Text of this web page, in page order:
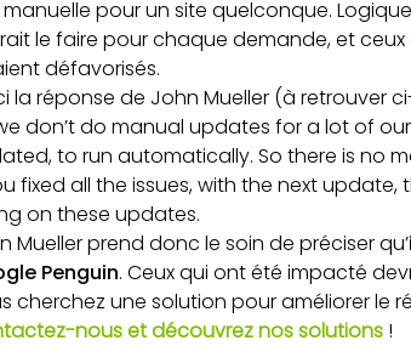
pour un site quelconque.
le faire pour chaque demande, et
défavorisés.
la réponse de John Mueller (à retrouver
don’t do manual updates for a lot of
to run automatically. So there is no
fixed all the issues, with the next
on these updates.
Mueller prend donc le soin de préciser qu’
Penguin. Ceux qui ont été impacté
cherchez une solution pour améliorer le
nous et découvrez nos solutions !